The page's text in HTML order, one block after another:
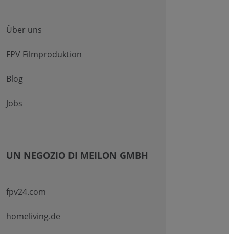
Über uns
FPV Filmproduktion
Blog
Jobs
UN NEGOZIO DI MEILON GMBH
fpv24.com
homeliving.de